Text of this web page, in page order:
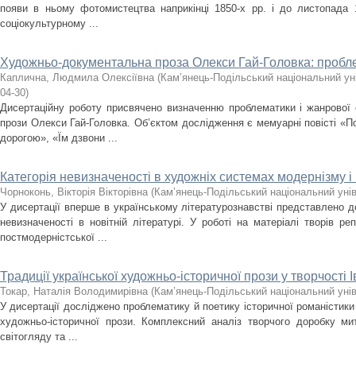
появи в ньому фотомистецтва наприкінці 1850-х рр. і до
соціокультурному ...
Художньо-документальна проза Олекси Гай-Головка:
Каплична, Людмила Олексіївна (Кам’янець-Подільський національний
04-30)
Дисертаційну роботу присвячено визначенню проблематики і
прози Олекси Гай-Головка. Об’єктом дослідження є мемуарні повісті
дорогою», «Їм дзвони ...
Категорія невизначеності в художніх системах модернізму
Чорноконь, Вікторія Вікторівна (Кам’янець-Подільський національний
У дисертації вперше в українському літературознавстві представлено
невизначеності в новітній літературі. У роботі на матеріалі творів
постмодерністської ...
Традиції української художньо-історичної прози у творчості
Токар, Наталія Володимирівна (Кам’янець-Подільський національний
У дисертації досліджено проблематику й поетику історичної
художньо-історичної прози. Комплексний аналіз творчого доробку
світогляду та ...